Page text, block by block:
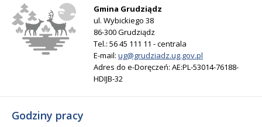
Gmina Grudziądz
ul. Wybickiego 38
86-300 Grudziądz
Tel.: 56 45 111 11 - centrala
E-mail: ug@grudziadz.ug.gov.pl
Adres do e-Doręczeń: AE:PL-53014-76188-
HDIJB-32
Godziny pracy